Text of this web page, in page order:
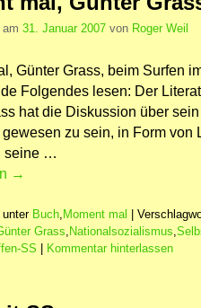
31. Januar 2007 von Roger Weil
Günter Grass, beim Surfen
Folgendes lesen: Der
hat die Diskussion über
zu sein, in Form von
seine …
→
Buch Moment mal |
Grass Nationalsozialismus
SS | Kommentar hinterlassen